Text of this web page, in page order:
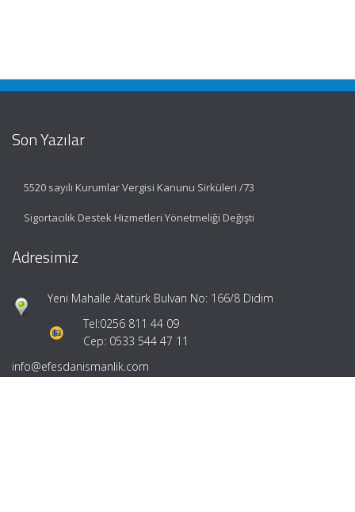
Son Yazılar
5520 sayılı Kurumlar Vergisi Kanunu Sirküleri /73
Sigortacılık Destek Hizmetleri Yönetmeliği Değişti
Adresimiz
Yeni Mahalle Atatürk Bulvarı No: 166/8 Didim
Tel:0256 811 44 09
Cep: 0533 544 47 11
info@efesdanismanlik.com